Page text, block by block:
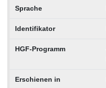
Sprache
Identifikator
HGF-Programm
Erschienen in